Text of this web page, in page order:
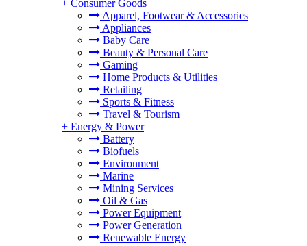
+ Consumer Goods
Apparel, Footwear & Accessories
Appliances
Baby Care
Beauty & Personal Care
Gaming
Home Products & Utilities
Retailing
Sports & Fitness
Travel & Tourism
+ Energy & Power
Battery
Biofuels
Environment
Marine
Mining Services
Oil & Gas
Power Equipment
Power Generation
Renewable Energy